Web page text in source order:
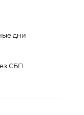
дни
СБП